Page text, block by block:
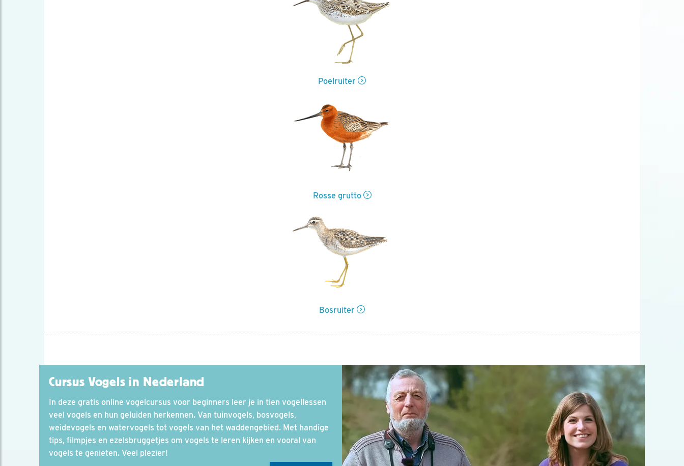
Poelruiter
Rosse grutto
Bosruiter
Cursus Vogels in Nederland
In deze gratis online vogelcursus voor beginners leer je in tien vogellessen
veel vogels en hun geluiden herkennen. Van tuinvogels, bosvogels,
weidevogels en watervogels tot vogels van het waddengebied. Met handige
tips, filmpjes en ezelsbruggetjes om vogels te leren kijken en vooral van
vogels te genieten. Veel plezier!